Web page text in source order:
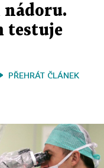
nádoru.
testuje
PŘEHRÁT ČLÁNEK